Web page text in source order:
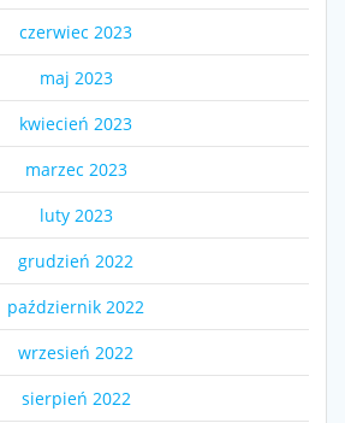
czerwiec 2023
maj 2023
kwiecień 2023
marzec 2023
luty 2023
grudzień 2022
październik 2022
wrzesień 2022
sierpień 2022